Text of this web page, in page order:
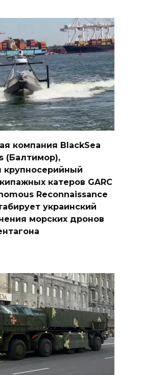
компания BlackSea
(Балтимор),
крупносерийный
катеров GARC
Reconnaissance
украинский
морских дронов